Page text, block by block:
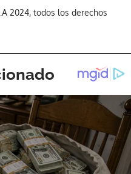
2024, todos los derechos